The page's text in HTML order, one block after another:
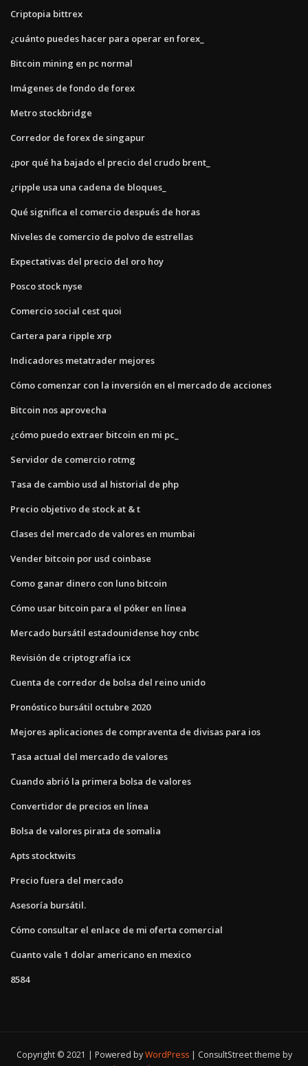
Criptopia bittrex
¿cuánto puedes hacer para operar en forex_
Bitcoin mining en pc normal
Imágenes de fondo de forex
Metro stockbridge
Corredor de forex de singapur
¿por qué ha bajado el precio del crudo brent_
¿ripple usa una cadena de bloques_
Qué significa el comercio después de horas
Niveles de comercio de polvo de estrellas
Expectativas del precio del oro hoy
Posco stock nyse
Comercio social cest quoi
Cartera para ripple xrp
Indicadores metatrader mejores
Cómo comenzar con la inversión en el mercado de acciones
Bitcoin nos aprovecha
¿cómo puedo extraer bitcoin en mi pc_
Servidor de comercio rotmg
Tasa de cambio usd al historial de php
Precio objetivo de stock at & t
Clases del mercado de valores en mumbai
Vender bitcoin por usd coinbase
Como ganar dinero con luno bitcoin
Cómo usar bitcoin para el póker en línea
Mercado bursátil estadounidense hoy cnbc
Revisión de criptografía icx
Cuenta de corredor de bolsa del reino unido
Pronóstico bursátil octubre 2020
Mejores aplicaciones de compraventa de divisas para ios
Tasa actual del mercado de valores
Cuando abrió la primera bolsa de valores
Convertidor de precios en línea
Bolsa de valores pirata de somalia
Apts stocktwits
Precio fuera del mercado
Asesoría bursátil.
Cómo consultar el enlace de mi oferta comercial
Cuanto vale 1 dolar americano en mexico
8584
Copyright © 2021 | Powered byWordPress
ConsultStreet theme by